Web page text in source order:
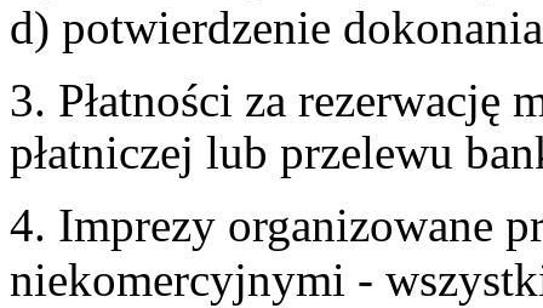
d) potwierdzenie
3. Płatności za rezerwację
płatniczej lub przelewu
4. Imprezy organizowane
niekomercyjnymi -